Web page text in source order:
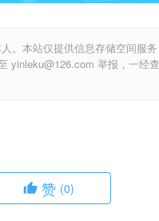
。本站仅提供信息存储空间服
yinleku@126.com 举报，一经
赞 (0)